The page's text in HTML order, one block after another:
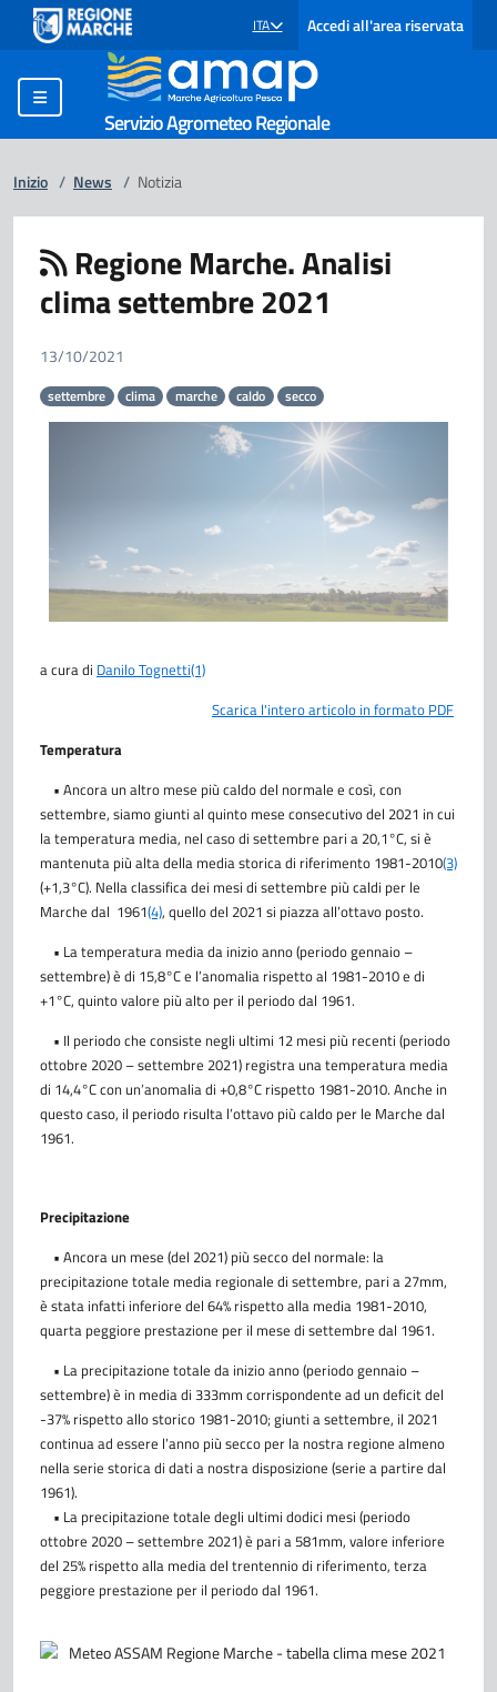
SELEZIONE LINGUA: LINGUA SELEZIONATA
ITA Accedi all'area riservata
Servizio Agrometeo Regionale
Inizio / News / Notizia
Regione Marche. Analisi
clima settembre 2021
13/10/2021
settembre clima marche caldo secco
a cura di Danilo Tognetti(1)
Scarica l'intero articolo in formato PDF
Temperatura
• Ancora un altro mese più caldo del normale e così, con
settembre, siamo giunti al quinto mese consecutivo del 2021 in cui
la temperatura media, nel caso di settembre pari a 20,1°C, si è
mantenuta più alta della media storica di riferimento 1981-2010(3)
(+1,3°C). Nella classifica dei mesi di settembre più caldi per le
Marche dal 1961(4), quello del 2021 si piazza all’ottavo posto.
• La temperatura media da inizio anno (periodo gennaio –
settembre) è di 15,8°C e l’anomalia rispetto al 1981-2010 e di
+1°C, quinto valore più alto per il periodo dal 1961.
• Il periodo che consiste negli ultimi 12 mesi più recenti (periodo
ottobre 2020 – settembre 2021) registra una temperatura media
di 14,4°C con un’anomalia di +0,8°C rispetto 1981-2010. Anche in
questo caso, il periodo risulta l’ottavo più caldo per le Marche dal
1961.
Precipitazione
• Ancora un mese (del 2021) più secco del normale: la
precipitazione totale media regionale di settembre, pari a 27mm,
è stata infatti inferiore del 64% rispetto alla media 1981-2010,
quarta peggiore prestazione per il mese di settembre dal 1961.
• La precipitazione totale da inizio anno (periodo gennaio –
settembre) è in media di 333mm corrispondente ad un deficit del
-37% rispetto allo storico 1981-2010; giunti a settembre, il 2021
continua ad essere l’anno più secco per la nostra regione almeno
nella serie storica di dati a nostra disposizione (serie a partire dal
1961).
• La precipitazione totale degli ultimi dodici mesi (periodo
ottobre 2020 – settembre 2021) è pari a 581mm, valore inferiore
del 25% rispetto alla media del trentennio di riferimento, terza
peggiore prestazione per il periodo dal 1961.